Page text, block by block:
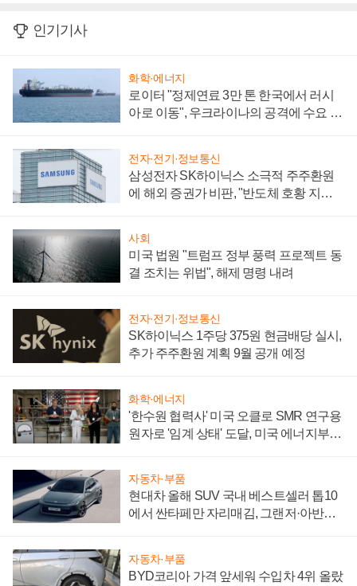
인기기사
화학·에너지
로이터 "정제연료 3만 톤 한국에서 러시
아로 이동", 우크라이나의 공격에 수요 늘
전자·전기·정보통신
삼성전자 SK하이닉스 소극적 주주환원
에 해외 증권가 비판, "반도체 호황 지속
사회
미국 법원 "트럼프 정부 풍력 프로젝트 동
결 조치는 위법", 해제 명령 내려
전자·전기·정보통신
SK하이닉스 1주당 375원 현금배당 실시,
추가 주주환원 계획 9월 공개 예정
화학·에너지
'한수원 협력사' 미국 오클로 SMR 연구용
원자로 '임계 상태' 도달, 미국 에너지부
자동차·부품
현대차 올해 SUV 국내 베스트셀러 톱10
에서 싼타페만 자리매김, 그랜저·아반떼
자동차·부품
BYD코리아 가격 앞세워 수입차 4위 올랐